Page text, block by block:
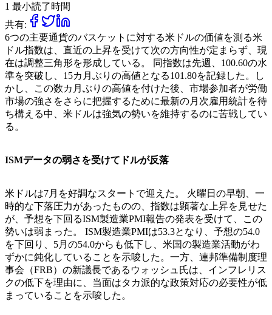
1 最小読了時間
共有:
6つの主要通貨のバスケットに対する米ドルの価値を測る米
ドル指数は、直近の上昇を受けて次の方向性が定まらず、現
在は調整三角形を形成している。 同指数は先週、100.60の水
準を突破し、15カ月ぶりの高値となる101.80を記録した。し
かし、この数カ月ぶりの高値を付けた後、市場参加者が労働
市場の強さをさらに把握するために最新の月次雇用統計を待
ち構える中、米ドルは強気の勢いを維持するのに苦戦してい
る。
ISMデータの弱さを受けてドルが反落
米ドルは7月を好調なスタートで迎えた。 火曜日の早朝、一
時的な下落圧力があったものの、指数は顕著な上昇を見せた
が、予想を下回るISM製造業PMI報告の発表を受けて、この
勢いは弱まった。 ISM製造業PMIは53.3となり、予想の54.0
を下回り、5月の54.0からも低下し、米国の製造業活動がわ
ずかに鈍化していることを示唆した。一方、連邦準備制度理
事会（FRB）の新議長であるウォッシュ氏は、インフレリス
クの低下を理由に、当面はタカ派的な政策対応の必要性が低
まっていることを示唆した。